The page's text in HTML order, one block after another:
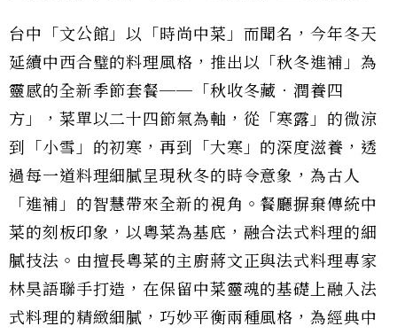
台中「文公館」以「時尚中菜」而聞名，今年冬天
延續中西合璧的料理風格，推出以「秋冬進補」為
靈感的全新季節套餐──「秋收冬藏．潤養四
方」，菜單以二十四節氣為軸，從「寒露」的微涼
到「小雪」的初寒，再到「大寒」的深度滋養，透
過每一道料理細膩呈現秋冬的時令意象，為古人
「進補」的智慧帶來全新的視角。餐廳摒棄傳統中
菜的刻板印象，以粵菜為基底，融合法式料理的細
膩技法。由擅長粵菜的主廚蔣文正與法式料理專家
林昊語聯手打造，在保留中菜靈魂的基礎上融入法
式料理的精緻細膩，巧妙平衡兩種風格，為經典中